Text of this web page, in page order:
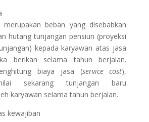
merupakan beban yang disebabkan
hutang tunjangan pensiun (proyeksi
kepada karyawan atas jasa
berikan selama tahun berjalan.
biaya jasa (service cost),
sekarang tunjangan baru
karyawan selama tahun berjalan.
kewajiban